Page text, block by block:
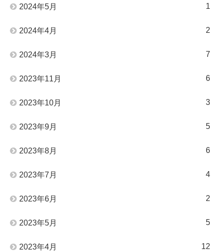
2024年5月 1
2024年4月 2
2024年3月 7
2023年11月 6
2023年10月 3
2023年9月 5
2023年8月 6
2023年7月 4
2023年6月 2
2023年5月 5
2023年4月 12